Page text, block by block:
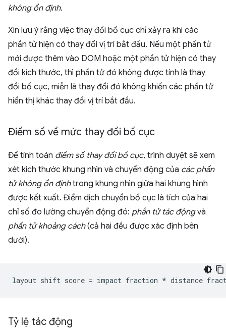
không ổn định.
Xin lưu ý rằng việc thay đổi bố cục chỉ xảy ra khi các
phần tử hiện có thay đổi vị trí bắt đầu. Nếu một phần tử
mới được thêm vào DOM hoặc một phần tử hiện có thay
đổi kích thước, thì phần tử đó không được tính là thay
đổi bố cục, miễn là thay đổi đó không khiến các phần tử
hiển thị khác thay đổi vị trí bắt đầu.
Điểm số về mức thay đổi bố cục
Để tính toán điểm số thay đổi bố cục, trình duyệt sẽ xem
xét kích thước khung nhìn và chuyển động của các phần
tử không ổn địnhtrong khung nhìn giữa hai khung hình
được kết xuất. Điểm dịch chuyển bố cục là tích của hai
chỉ số đo lường chuyển động đó: phần tử tác độngvà
phần tử khoảng cách(cả hai đều được xác định bên
dưới).
Tỷ lệ tác động